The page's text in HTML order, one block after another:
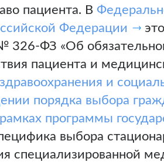
пациента. В
Федерации
ФЗ «Об
пациента и
и
порядка выбора
программы
выбора
специализированной